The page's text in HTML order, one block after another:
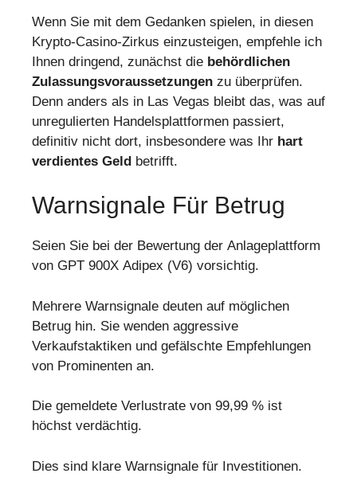
Wenn Sie mit dem Gedanken spielen, in diesen
Krypto-Casino-Zirkus einzusteigen, empfehle ich
Ihnen dringend, zunächst die behördlichen
Zulassungsvoraussetzungen zu überprüfen.
Denn anders als in Las Vegas bleibt das, was auf
unregulierten Handelsplattformen passiert,
definitiv nicht dort, insbesondere was Ihr hart
verdientes Geld betrifft.
Warnsignale Für Betrug
Seien Sie bei der Bewertung der Anlageplattform
von GPT 900X Adipex (V6) vorsichtig.
Mehrere Warnsignale deuten auf möglichen
Betrug hin. Sie wenden aggressive
Verkaufstaktiken und gefälschte Empfehlungen
von Prominenten an.
Die gemeldete Verlustrate von 99,99 % ist
höchst verdächtig.
Dies sind klare Warnsignale für Investitionen.